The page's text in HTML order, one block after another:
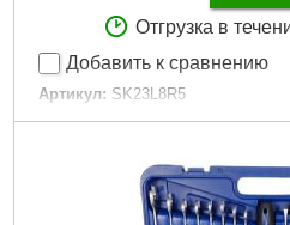
Отгрузка в
Добавить к сравнению
Артикул: SK23L8R5
Код товара: 15.09.70
75-200 мм
Chrome…
5т